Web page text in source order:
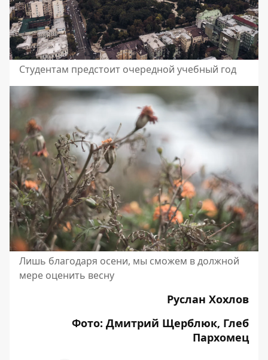
Студентам предстоит очередной учебный год
Лишь благодаря осени, мы сможем в должной
мере оценить весну
Руслан Хохлов
Фото: Дмитрий Щерблюк, Глеб
Пархомец